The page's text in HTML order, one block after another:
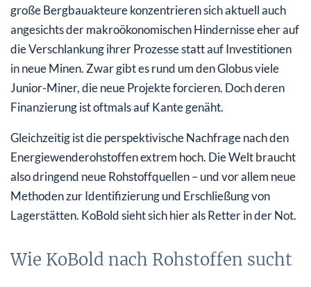
große Bergbauakteure konzentrieren sich aktuell auch
angesichts der makroökonomischen Hindernisse eher auf
die Verschlankung ihrer Prozesse statt auf Investitionen
in neue Minen. Zwar gibt es rund um den Globus viele
Junior-Miner, die neue Projekte forcieren. Doch deren
Finanzierung ist oftmals auf Kante genäht.
Gleichzeitig ist die perspektivische Nachfrage nach den
Energiewenderohstoffen extrem hoch. Die Welt braucht
also dringend neue Rohstoffquellen – und vor allem neue
Methoden zur Identifizierung und Erschließung von
Lagerstätten. KoBold sieht sich hier als Retter in der Not.
Wie KoBold nach Rohstoffen sucht